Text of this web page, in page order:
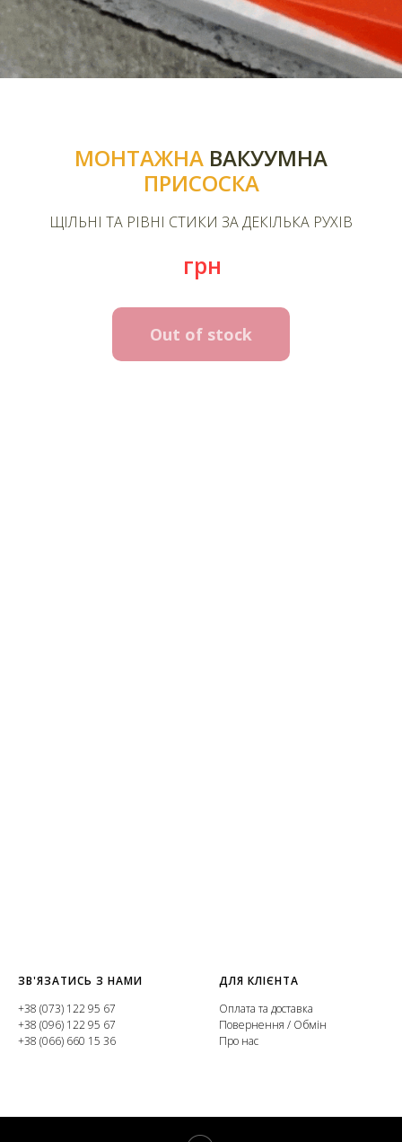
МОНТАЖНА ВАКУУМНА
ПРИСОСКА
ЩІЛЬНІ ТА РІВНІ СТИКИ ЗА ДЕКІЛЬКА РУХІВ
грн
Out of stock
ЗВ'ЯЗАТИСЬ З НАМИ
+38 (073) 122 95 67
+38 (096) 122 95 67
+38 (066) 660 15 36
ДЛЯ КЛІЄНТА
Оплата та доставка
Повернення / Обмін
Про нас